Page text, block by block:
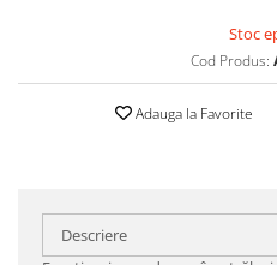
Stoc
Cod Produs:
Adauga la Favorite
Descriere